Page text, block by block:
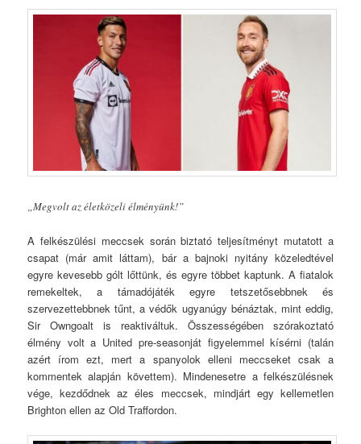
„Megvolt az életközeli élményünk!”
A felkészülési meccsek során biztató teljesítményt mutatott a
csapat (már amit láttam), bár a bajnoki nyitány közeledtével
egyre kevesebb gólt lőttünk, és egyre többet kaptunk. A fiatalok
remekeltek, a támadójáték egyre tetszetősebbnek és
szervezettebbnek tűnt, a védők ugyanúgy bénáztak, mint eddig,
Sir Owngoalt is reaktiváltuk. Összességében szórakoztató
élmény volt a United pre-seasonját figyelemmel kísérni (talán
azért írom ezt, mert a spanyolok elleni meccseket csak a
kommentek alapján követtem). Mindenesetre a felkészülésnek
vége, kezdődnek az éles meccsek, mindjárt egy kellemetlen
Brighton ellen az Old Traffordon.